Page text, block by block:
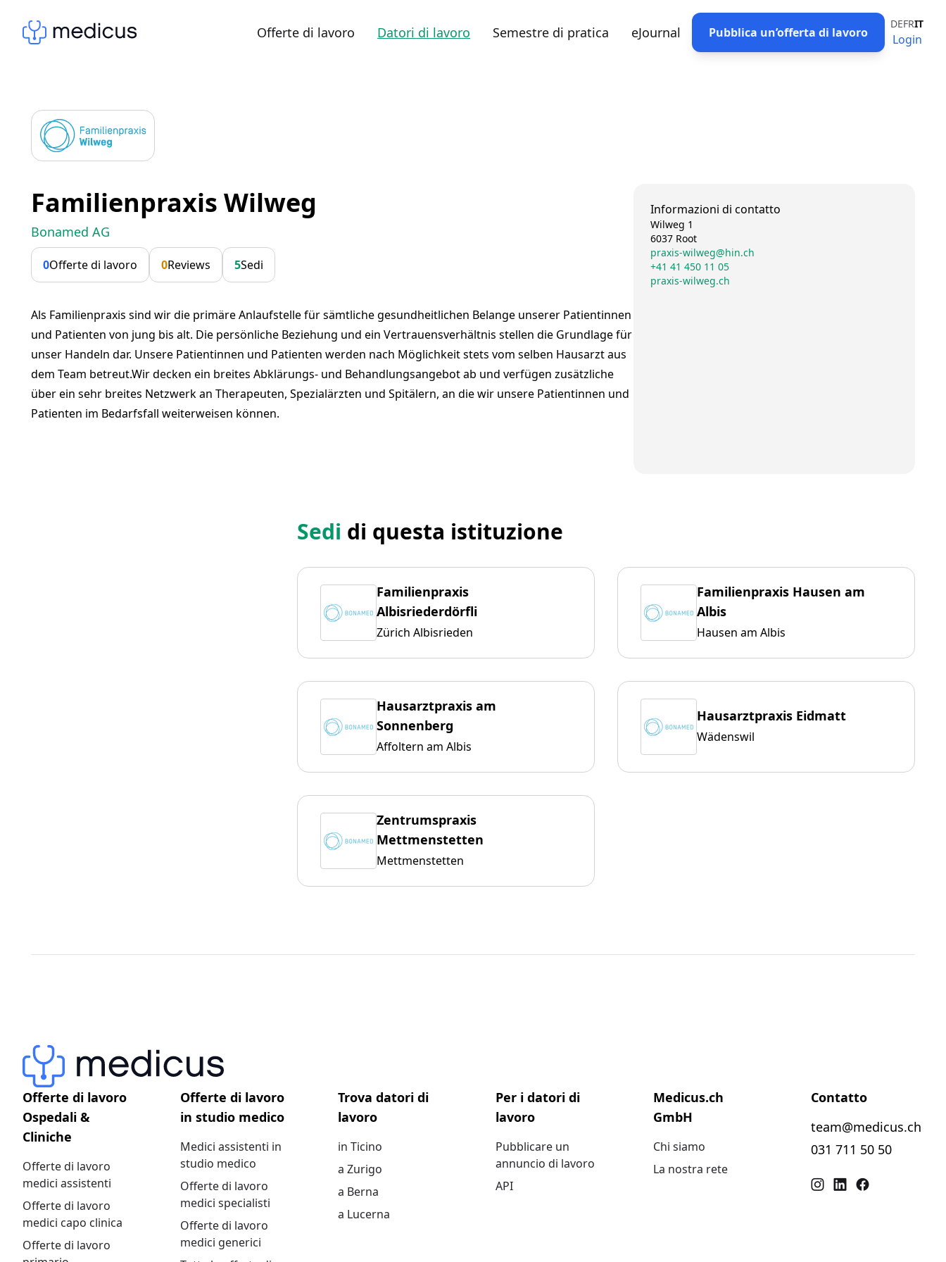
Offerte di lavoro Datori di lavoro Semestre di pratica eJournal Pubblica un’offerta di lavoro
DEFRIT
Login
Familienpraxis Wilweg
Bonamed AG
0Offerte di lavoro 0Reviews 5Sedi
Als Familienpraxis sind wir die primäre Anlaufstelle für sämtliche gesundheitlichen Belange unserer Patientinnen
und Patienten von jung bis alt. Die persönliche Beziehung und ein Vertrauensverhältnis stellen die Grundlage für
unser Handeln dar. Unsere Patientinnen und Patienten werden nach Möglichkeit stets vom selben Hausarzt aus
dem Team betreut.Wir decken ein breites Abklärungs- und Behandlungsangebot ab und verfügen zusätzliche
über ein sehr breites Netzwerk an Therapeuten, Spezialärzten und Spitälern, an die wir unsere Patientinnen und
Patienten im Bedarfsfall weiterweisen können.
Informazioni di contatto
Wilweg 1
6037 Root
praxis-wilweg@hin.ch
+41 41 450 11 05
praxis-wilweg.ch
Sedi di questa istituzione
Familienpraxis
Albisriederdörfli
Zürich Albisrieden
Familienpraxis Hausen am
Albis
Hausen am Albis
Hausarztpraxis am
Sonnenberg
Affoltern am Albis
Hausarztpraxis Eidmatt
Wädenswil
Zentrumspraxis
Mettmenstetten
Mettmenstetten
Offerte di lavoro
Ospedali &
Cliniche
Offerte di lavoro
medici assistenti
Offerte di lavoro
medici capo clinica
Offerte di lavoro
Offerte di lavoro
in studio medico
Medici assistenti in
studio medico
Offerte di lavoro
medici specialisti
Offerte di lavoro
medici generici
Trova datori di
lavoro
in Ticino
a Zurigo
a Berna
a Lucerna
Per i datori di
lavoro
Pubblicare un
annuncio di lavoro
API
Medicus.ch
GmbH
Chi siamo
La nostra rete
Contatto
team@medicus.ch
031 711 50 50